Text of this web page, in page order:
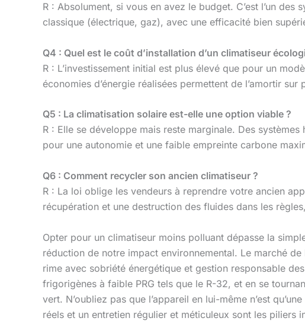
R : Absolument, si vous en avez le budget. C’est l’un
classique (électrique, gaz), avec une efficacité bien
Q4 : Quel est le coût d’installation d’un climatiseur
R : L’investissement initial est plus élevé que pour un
économies d’énergie réalisées permettent de l’amortir sur
Q5 : La climatisation solaire est-elle une option viable ?
R : Elle se développe mais reste marginale. Des
pour une autonomie et une faible empreinte carbone
Q6 : Comment recycler son ancien climatiseur ?
R : La loi oblige les vendeurs à reprendre votre ancien
récupération et une destruction des fluides dans les
Opter pour un climatiseur moins polluant dépasse la
réduction de notre impact environnemental. Le marché de
rime avec sobriété énergétique et gestion responsable
frigorigènes à faible PRG tels que le R-32, et en se
vert. N’oubliez pas que l’appareil en lui-même n’est
réels et un entretien régulier et méticuleux sont les